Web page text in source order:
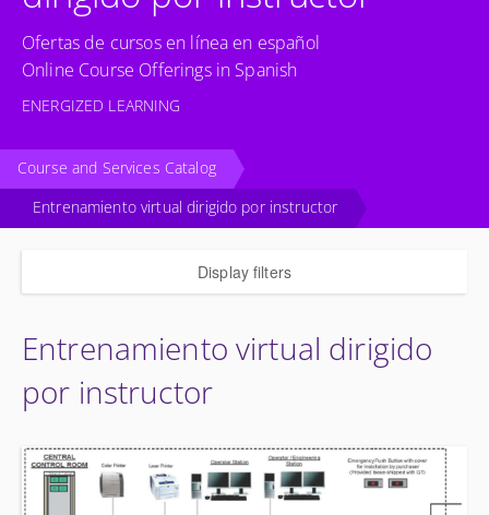
Ofertas de cursos en línea en español
Online Course Offerings in Spanish
ENERGIZED LEARNING
Course and Services Catalog
Entrenamiento virtual dirigido por instructor
Display filters
Entrenamiento virtual dirigido
por instructor